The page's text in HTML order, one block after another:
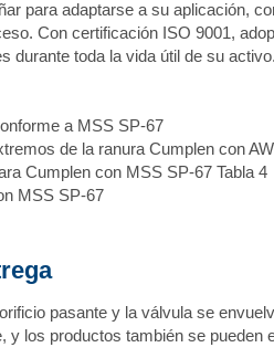
para adaptarse a su aplicación,
Con certificación ISO 9001,
durante toda la vida útil de su activo.
a MSS SP-67
de la ranura Cumplen con
Cumplen con MSS SP-67 Tabla 4
MSS SP-67
pasante y la válvula se
y los productos también se pueden